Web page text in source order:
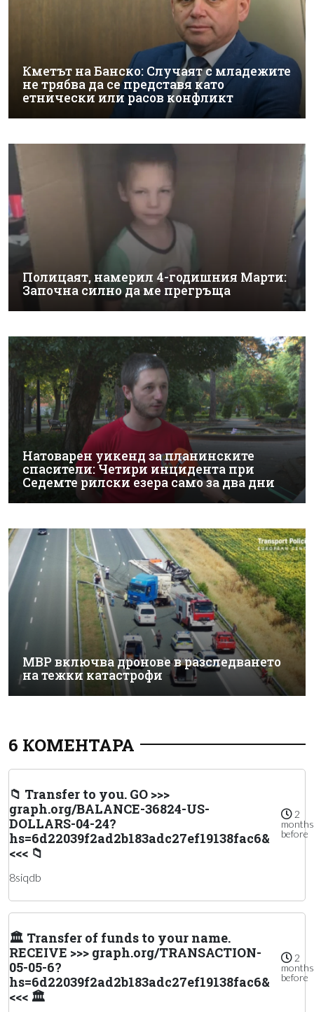
Кметът на Банско: Случаят с младежите
не трябва да се представя като
етнически или расов конфликт
Полицаят, намерил 4-годишния Марти:
Започна силно да ме прегръща
Натоварен уикенд за планинските
спасители: Четири инцидента при
Седемте рилски езера само за два дни
МВР включва дронове в разследването
на тежки катастрофи
6 КОМЕНТАРА
📁 Transfer to you. GO >>>
graph.org/BALANCE-36824-US-
DOLLARS-04-24?
hs=6d22039f2ad2b183adc27ef19138fac6&
<<< 📁
2
months
before
8siqdb
🏛️ Transfer of funds to your name.
RECEIVE >>> graph.org/TRANSACTION-
05-05-6?
hs=6d22039f2ad2b183adc27ef19138fac6&
<<< 🏛️
2
months
before